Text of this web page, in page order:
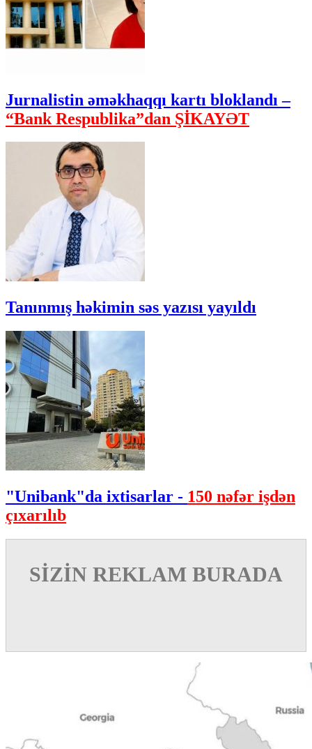
Jurnalistin əməkhaqqı kartı bloklandı –
“Bank Respublika”dan ŞİKAYƏT
Tanınmış həkimin səs yazısı yayıldı
"Unibank"da ixtisarlar - 150 nəfər işdən
çıxarılıb
SİZİN REKLAM BURADA